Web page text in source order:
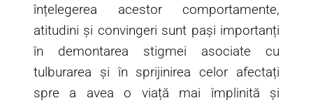
înțelegerea acestor comportamente,
atitudini și convingeri sunt pași importanți
în demontarea stigmei asociate cu
tulburarea și în sprijinirea celor afectați
spre a avea o viață mai împlinită și